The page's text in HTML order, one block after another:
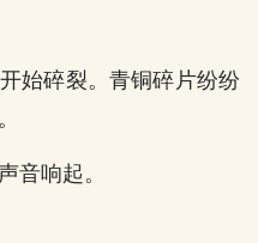
始碎裂。青铜碎片纷纷
音响起。